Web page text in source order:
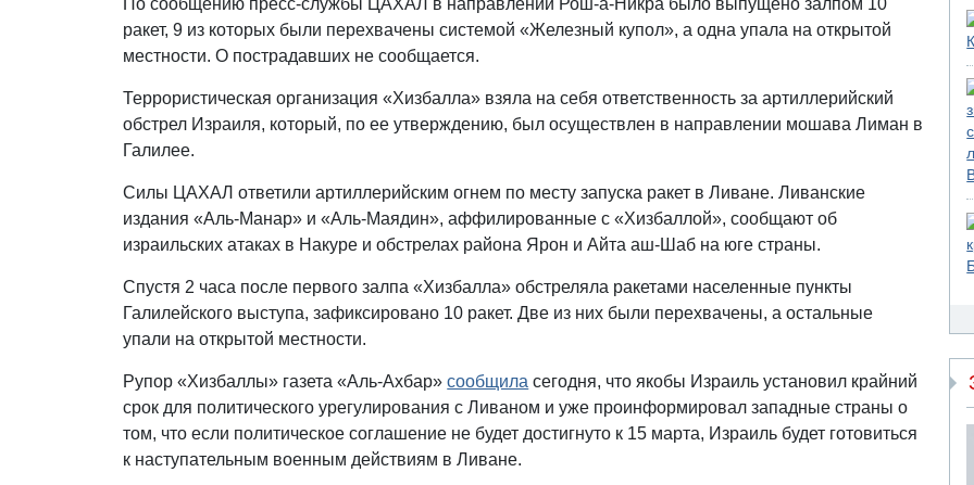
ракет, 9 из которых были перехвачены системой «Железный купол», а одна упала на открытой
местности. О пострадавших не сообщается.
Террористическая организация «Хизбалла» взяла на себя ответственность за артиллерийский
обстрел Израиля, который, по ее утверждению, был осуществлен в направлении мошава Лиман в
Галилее.
Силы ЦАХАЛ ответили артиллерийским огнем по месту запуска ракет в Ливане. Ливанские
издания «Аль-Манар» и «Аль-Маядин», аффилированные с «Хизбаллой», сообщают об
израильских атаках в Накуре и обстрелах района Ярон и Айта аш-Шаб на юге страны.
Спустя 2 часа после первого залпа «Хизбалла» обстреляла ракетами населенные пункты
Галилейского выступа, зафиксировано 10 ракет. Две из них были перехвачены, а остальные
упали на открытой местности.
Рупор «Хизбаллы» газета «Аль-Ахбар»сообщила сегодня, что якобы Израиль установил крайний
срок для политического урегулирования с Ливаном и уже проинформировал западные страны о
том, что если политическое соглашение не будет достигнуто к 15 марта, Израиль будет готовиться
к наступательным военным действиям в Ливане.